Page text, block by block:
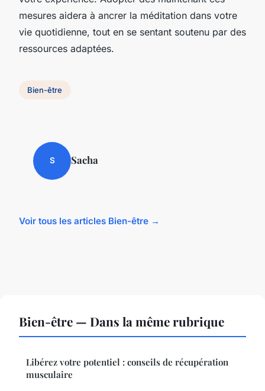
mesures aidera à ancrer la méditation dans votre
vie quotidienne, tout en se sentant soutenu par des
ressources adaptées.
Bien-être
S Sacha
Voir tous les articles Bien-être →
Bien-être — Dans la même rubrique
Libérez votre potentiel : conseils de récupération
musculaire